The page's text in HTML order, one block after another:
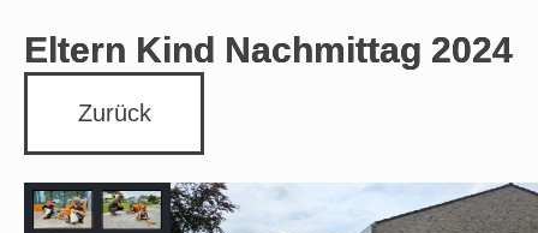
Eltern Kind Nachmittag 2024
Zurück